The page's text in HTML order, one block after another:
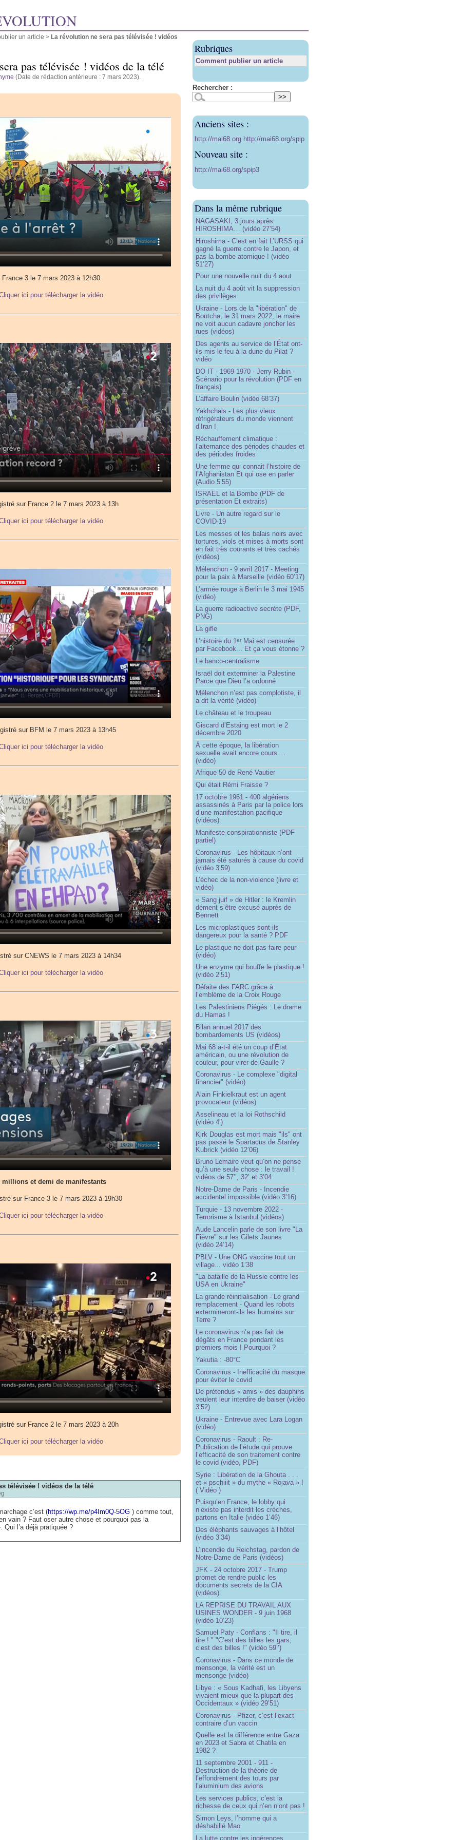
un article > La révolution ne sera pas télévisée ! vidéos
pas télévisée ! vidéos de la télé
(Date de rédaction antérieure : 7 mars 2023).
France 3 le 7 mars 2023 à 12h30
ici pour télécharger la vidéo
sur France 2 le 7 mars 2023 à 13h
ici pour télécharger la vidéo
sur BFM le 7 mars 2023 à 13h45
ici pour télécharger la vidéo
sur CNEWS le 7 mars 2023 à 14h34
ici pour télécharger la vidéo
millions et demi de manifestants
sur France 3 le 7 mars 2023 à 19h30
ici pour télécharger la vidéo
sur France 2 le 7 mars 2023 à 20h
ici pour télécharger la vidéo
télévisée ! vidéos de la télé
c’est (https://wp.me/p4Im0Q-5OG ) comme tout,
vain ? Faut oser autre chose et pourquoi pas la
l’a déjà pratiquée ?
Rubriques
Comment publier un article
Rechercher :
Anciens sites :
http://mai68.org http://mai68.org/spip
Nouveau site :
http://mai68.org/spip3
Dans la même rubrique
NAGASAKI, 3 jours après
HIROSHIMA… (vidéo 27’54)
Hiroshima - C’est en fait L’URSS qui
gagné la guerre contre le Japon, et
pas la bombe atomique ! (vidéo
51’27)
Pour une nouvelle nuit du 4 aout
La nuit du 4 août vit la suppression
des privilèges
Ukraine - Lors de la "libération" de
Boutcha, le 31 mars 2022, le maire
ne voit aucun cadavre joncher les
rues (vidéos)
Des agents au service de l’État ont-
ils mis le feu à la dune du Pilat ?
vidéo
DO IT - 1969-1970 - Jerry Rubin -
Scénario pour la révolution (PDF en
français)
L’affaire Boulin (vidéo 68’37)
Yakhchals - Les plus vieux
réfrigérateurs du monde viennent
d’Iran !
Réchauffement climatique :
l’alternance des périodes chaudes et
des périodes froides
Une femme qui connait l’histoire de
l’Afghanistan Et qui ose en parler
(Audio 5’55)
ISRAEL et la Bombe (PDF de
présentation Et extraits)
Livre - Un autre regard sur le
COVID-19
Les messes et les balais noirs avec
tortures, viols et mises à morts sont
en fait très courants et très cachés
(vidéos)
Mélenchon - 9 avril 2017 - Meeting
pour la paix à Marseille (vidéo 60’17)
L’armée rouge à Berlin le 3 mai 1945
(vidéo)
La guerre radioactive secrète (PDF,
PNG)
La gifle
L’histoire du 1er Mai est censurée
par Facebook... Et ça vous étonne ?
Le banco-centralisme
Israël doit exterminer la Palestine
Parce que Dieu l’a ordonné
Mélenchon n’est pas complotiste, il
a dit la vérité (vidéo)
Le château et le troupeau
Giscard d’Estaing est mort le 2
décembre 2020
À cette époque, la libération
sexuelle avait encore cours ...
(vidéo)
Afrique 50 de René Vautier
Qui était Rémi Fraisse ?
17 octobre 1961 - 400 algériens
assassinés à Paris par la police lors
d’une manifestation pacifique
(vidéos)
Manifeste conspirationniste (PDF
partiel)
Coronavirus - Les hôpitaux n’ont
jamais été saturés à cause du covid
(vidéo 3’59)
L’échec de la non-violence (livre et
vidéo)
« Sang juif » de Hitler : le Kremlin
dément s’être excusé auprès de
Bennett
Les microplastiques sont-ils
dangereux pour la santé ? PDF
Le plastique ne doit pas faire peur
(vidéo)
Une enzyme qui bouffe le plastique !
(vidéo 2’51)
Défaite des FARC grâce à
l’emblème de la Croix Rouge
Les Palestiniens Piégés : Le drame
du Hamas !
Bilan annuel 2017 des
bombardements US (vidéos)
Mai 68 a-t-il été un coup d’État
américain, ou une révolution de
couleur, pour virer de Gaulle ?
Coronavirus - Le complexe "digital
financier" (vidéo)
Alain Finkielkraut est un agent
provocateur (vidéos)
Asselineau et la loi Rothschild
(vidéo 4’)
Kirk Douglas est mort mais "ils" ont
pas passé le Spartacus de Stanley
Kubrick (vidéo 12’06)
Bruno Lemaire veut qu’on ne pense
qu’à une seule chose : le travail !
vidéos de 57’’, 32’ et 3’04
Notre-Dame de Paris - Incendie
accidentel impossible (vidéo 3’16)
Turquie - 13 novembre 2022 -
Terrorisme à Istanbul (vidéos)
Aude Lancelin parle de son livre "La
Fièvre" sur les Gilets Jaunes
(vidéo 24’14)
PBLV - Une ONG vaccine tout un
village... vidéo 1’38
"La bataille de la Russie contre les
USA en Ukraine"
La grande réinitialisation - Le grand
remplacement - Quand les robots
extermineront-ils les humains sur
Terre ?
Le coronavirus n’a pas fait de
dégâts en France pendant les
premiers mois ! Pourquoi ?
Yakutia : -80°C
Coronavirus - Inefficacité du masque
pour éviter le covid
De prétendus « amis » des dauphins
veulent leur interdire de baiser (vidéo
3’52)
Ukraine - Entrevue avec Lara Logan
(vidéo)
Coronavirus - Raoult : Re-
Publication de l’étude qui prouve
l’efficacité de son traitement contre
le covid (vidéo, PDF)
Syrie : Libération de la Ghouta . . .
et « pschiiit » du mythe « Rojava » !
( Vidéo )
Puisqu’en France, le lobby qui
n’existe pas interdit les crèches,
partons en Italie (vidéo 1’46)
Des éléphants sauvages à l’hôtel
(vidéo 3’34)
L’incendie du Reichstag, pardon de
Notre-Dame de Paris (vidéos)
JFK - 24 octobre 2017 - Trump
promet de rendre public les
documents secrets de la CIA
(vidéos)
LA REPRISE DU TRAVAIL AUX
USINES WONDER - 9 juin 1968
(vidéo 10’23)
Samuel Paty - Conflans : "Il tire, il
tire ! " "C’est des billes les gars,
c’est des billes !" (vidéo 59’’)
Coronavirus - Dans ce monde de
mensonge, la vérité est un
mensonge (vidéo)
Libye : « Sous Kadhafi, les Libyens
vivaient mieux que la plupart des
Occidentaux » (vidéo 29’51)
Coronavirus - Pfizer, c’est l’exact
contraire d’un vaccin
Quelle est la différence entre Gaza
en 2023 et Sabra et Chatila en
1982 ?
11 septembre 2001 - 911 -
Destruction de la théorie de
l’effondrement des tours par
l’aluminium des avions
Les services publics, c’est la
richesse de ceux qui n’en n’ont pas !
Simon Leys, l’homme qui a
déshabillé Mao
La lutte contre les ingérences